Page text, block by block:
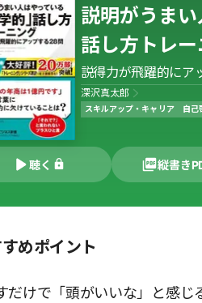
説明がうまい
話し方トレ
説得力が飛躍的にア
深沢真太郎
スキルアップ・キャリア 自己
聴く 縦書き
めポイント
だけで「頭がいいな」と感